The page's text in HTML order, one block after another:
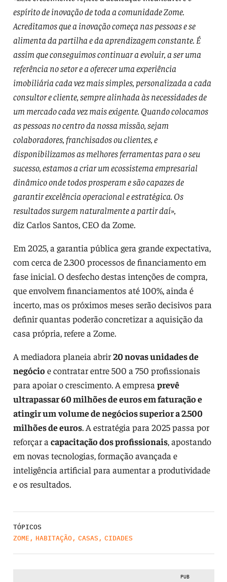
espírito de inovação de toda a comunidade Zome.
Acreditamos que a inovação começa nas pessoas e se
alimenta da partilha e da aprendizagem constante. É
assim que conseguimos continuar a evoluir, a ser uma
referência no setor e a oferecer uma experiência
imobiliária cada vez mais simples, personalizada a cada
consultor e cliente, sempre alinhada às necessidades de
um mercado cada vez mais exigente. Quando colocamos
as pessoas no centro da nossa missão, sejam
colaboradores, franchisados ou clientes, e
disponibilizamos as melhores ferramentas para o seu
sucesso, estamos a criar um ecossistema empresarial
dinâmico onde todos prosperam e são capazes de
garantir excelência operacional e estratégica. Os
resultados surgem naturalmente a partir daí»,
diz Carlos Santos, CEO da Zome.
Em 2025, a garantia pública gera grande expectativa,
com cerca de 2.300 processos de financiamento em
fase inicial. O desfecho destas intenções de compra,
que envolvem financiamentos até 100%, ainda é
incerto, mas os próximos meses serão decisivos para
definir quantas poderão concretizar a aquisição da
casa própria, refere a Zome.
A mediadora planeia abrir20 novas unidades de
negócio e contratar entre 500 a 750 profissionais
para apoiar o crescimento. A empresa prevê
ultrapassar 60 milhões de euros em faturação e
atingir umvolume de negócios superior a 2.500
milhões de euros. A estratégia para 2025 passa por
reforçar a capacitação dos profissionais, apostando
em novas tecnologias, formação avançada e
inteligência artificial para aumentar a produtividade
e os resultados.
TÓPICOS
ZOME , HABITAÇÃO, CASAS , CIDADES
PUB